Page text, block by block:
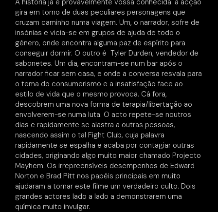
A história já é provavelmente vossa conhecida: a acção
gira em torno de duas peculiares personagens que
cruzam caminho numa viagem. Um, o narrador, sofre de
insónias e vicia-se em grupos de ajuda de todo o
género, onde encontra alguma paz de espírito para
conseguir dormir. O outro é Tyler Durden, vendedor de
sabonetes. Um dia, encontram-se num bar após o
narrador ficar sem casa, e onde a conversa resvala para
o tema do consumerismo e a insatisfação face ao
estilo de vida que o mesmo provoca. Cá fora,
descobrem uma nova forma de terapia/libertação ao
envolverem-se numa luta. O acto repete-se noutros
dias e rapidamente se alastra a outras pessoas,
nascendo assim o tal Fight Club, cuja palavra
rapidamente se espalha e acaba por contagiar outras
cidades, originando algo muito maior chamado Projecto
Mayhem. Os irrepreensíveis desempenhos de Edward
Norton e Brad Pitt nos papéis principais em muito
ajudaram a tornar este filme um verdadeiro culto. Dois
grandes actores lado a lado a demonstrarem uma
química muito invulgar.